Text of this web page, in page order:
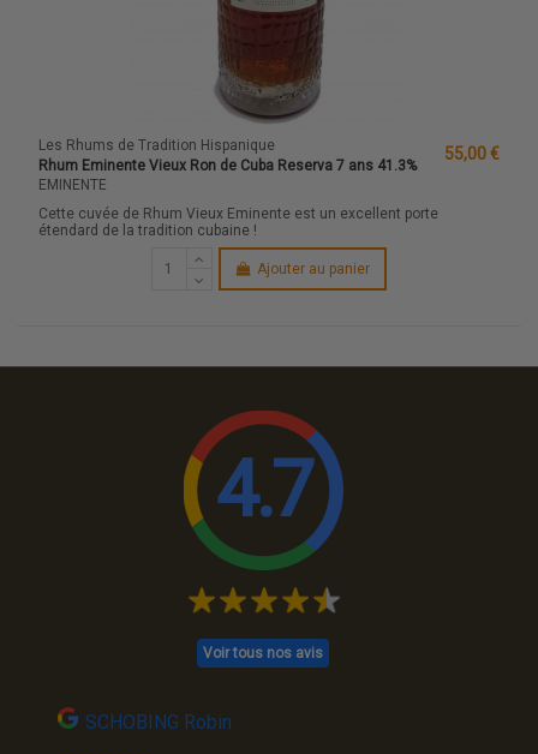
Les Rhums de Tradition Hispanique
Rhum Eminente Vieux Ron de Cuba Reserva 7 ans 41.3%
EMINENTE
55,00 €
Cette cuvée de Rhum Vieux Eminente est un excellent porte
étendard de la tradition cubaine !
Ajouter au panier
4.7
Voir tous nos avis
SCHOBING Robin